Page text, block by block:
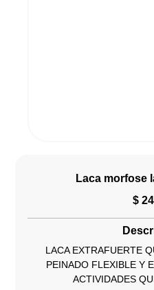
Laca morfose
$
LACA EXTRAFUERTE
PEINADO FLEXIBLE Y
ACTIVIDADES